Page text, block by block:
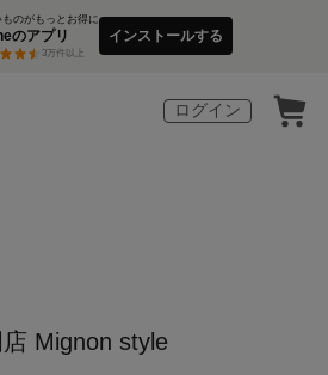
ものがもっとお得に
のアプリ
3万件以上
インストールする
ログイン
Mignon style